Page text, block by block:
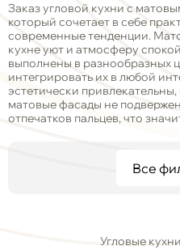
Заказ угловой кухни с
который сочетает в себе
современные тенденции.
кухне уют и атмосферу
выполнены в разнообразных
интегрировать их в любой
эстетически
матовые фасады не
отпечатков пальцев, что
Все
Угловые кухни